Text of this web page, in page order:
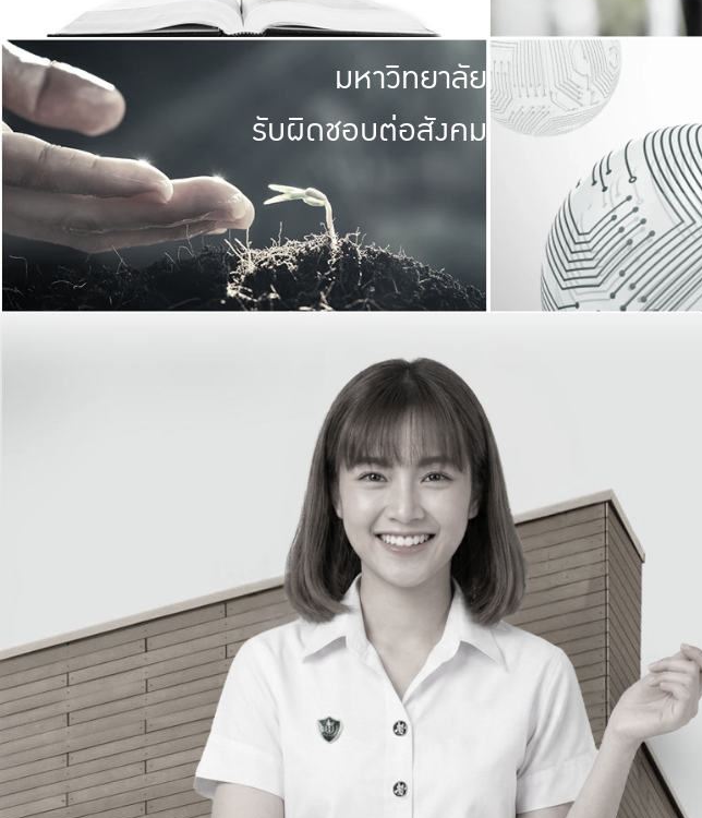
มหาวิทยาลัย
รับผิดชอบต่อสังคม